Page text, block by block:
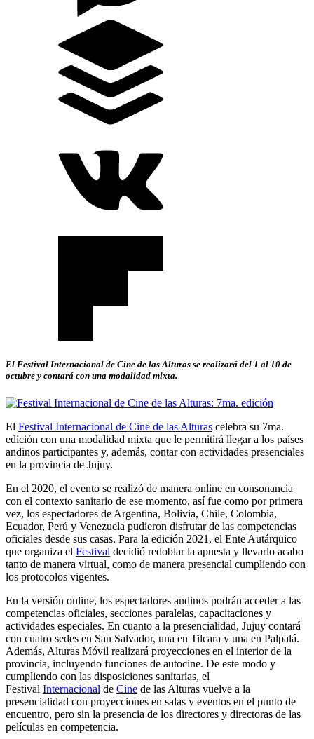
El Festival Internacional de Cine de las Alturas se realizará del 1 al 10 de
octubre y contará con una modalidad mixta.
El Festival Internacional de Cine de las Alturas celebra su 7ma.
edición con una modalidad mixta que le permitirá llegar a los países
andinos participantes y, además, contar con actividades presenciales
en la provincia de Jujuy.
En el 2020, el evento se realizó de manera online en consonancia
con el contexto sanitario de ese momento, así fue como por primera
vez, los espectadores de Argentina, Bolivia, Chile, Colombia,
Ecuador, Perú y Venezuela pudieron disfrutar de las competencias
oficiales desde sus casas. Para la edición 2021, el Ente Autárquico
que organiza el Festival decidió redoblar la apuesta y llevarlo acabo
tanto de manera virtual, como de manera presencial cumpliendo con
los protocolos vigentes.
En la versión online, los espectadores andinos podrán acceder a las
competencias oficiales, secciones paralelas, capacitaciones y
actividades especiales. En cuanto a la presencialidad, Jujuy contará
con cuatro sedes en San Salvador, una en Tilcara y una en Palpalá.
Además, Alturas Móvil realizará proyecciones en el interior de la
provincia, incluyendo funciones de autocine. De este modo y
cumpliendo con las disposiciones sanitarias, el
Festival Internacional de Cine de las Alturas vuelve a la
presencialidad con proyecciones en salas y eventos en el punto de
encuentro, pero sin la presencia de los directores y directoras de las
películas en competencia.